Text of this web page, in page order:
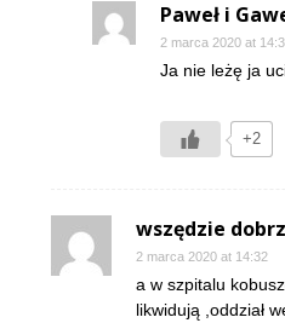
Paweł i
2 marca 2020 at
Ja nie leżę ja
+2
wszędzie
2 marca 2020 at 14:32
a w szpitalu
likwidują ,oddział